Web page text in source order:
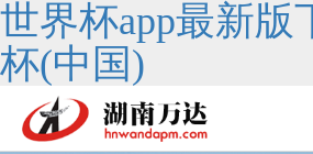
世界杯app最新版
杯(中国)